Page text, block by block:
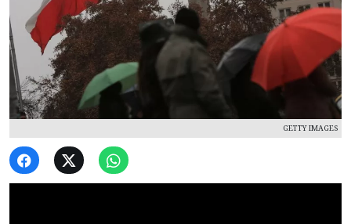
GETTY IMAGES